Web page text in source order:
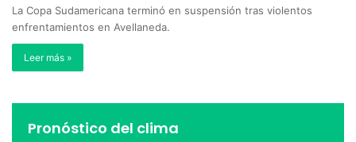
La Copa Sudamericana terminó en suspensión tras violentos
enfrentamientos en Avellaneda.
Leer más »
Pronóstico del clima